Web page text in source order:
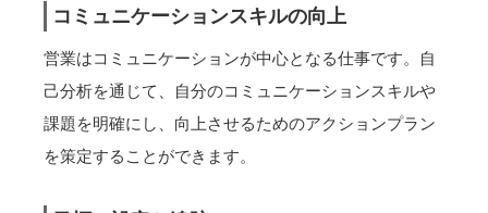
コミュニケーションスキルの向上
営業はコミュニケーションが中心となる仕事です。自
己分析を通じて、自分のコミュニケーションスキルや
課題を明確にし、向上させるためのアクションプラン
を策定することができます。